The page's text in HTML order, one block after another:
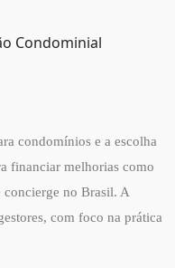
Condominial
condomínios e a escolha
financiar melhorias como
no Brasil. A
com foco na prática